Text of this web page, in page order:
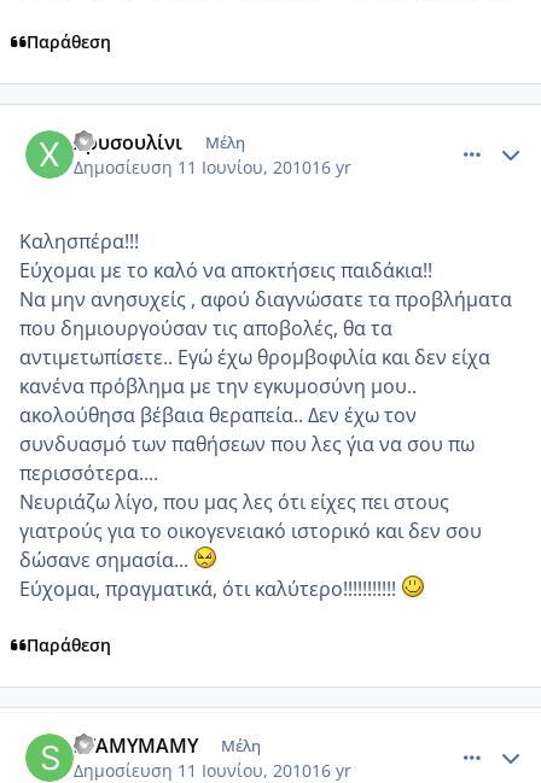
Παράθεση
Χρυσουλίνι Μέλη
Δημοσίευση 11 Ιουνίου, 201016 yr
Καλησπέρα!!!
Εύχομαι με το καλό να αποκτήσεις παιδάκια!!
Να μην ανησυχείς , αφού διαγνώσατε τα προβλήματα
που δημιουργούσαν τις αποβολές, θα τα
αντιμετωπίσετε.. Εγώ έχω θρομβοφιλία και δεν είχα
κανένα πρόβλημα με την εγκυμοσύνη μου..
ακολούθησα βέβαια θεραπεία.. Δεν έχω τον
συνδυασμό των παθήσεων που λες ΄για να σου πω
περισσότερα....
Νευριάζω λίγο, που μας λες ότι είχες πει στους
γιατρούς για το οικογενειακό ιστορικό και δεν σου
δώσανε σημασία...
Εύχομαι, πραγματικά, ότι καλύτερο!!!!!!!!!!!
Παράθεση
STAMYMAMY Μέλη
Δημοσίευση 11 Ιουνίου, 201016 yr